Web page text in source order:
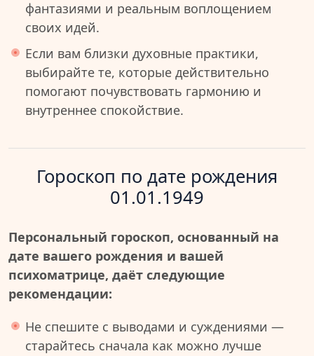
фантазиями и реальным воплощением
своих идей.
Если вам близки духовные практики,
выбирайте те, которые действительно
помогают почувствовать гармонию и
внутреннее спокойствие.
Гороскоп по дате рождения
01.01.1949
Персональный гороскоп, основанный на
дате вашего рождения и вашей
психоматрице, даёт следующие
рекомендации:
Не спешите с выводами и суждениями —
старайтесь сначала как можно лучше